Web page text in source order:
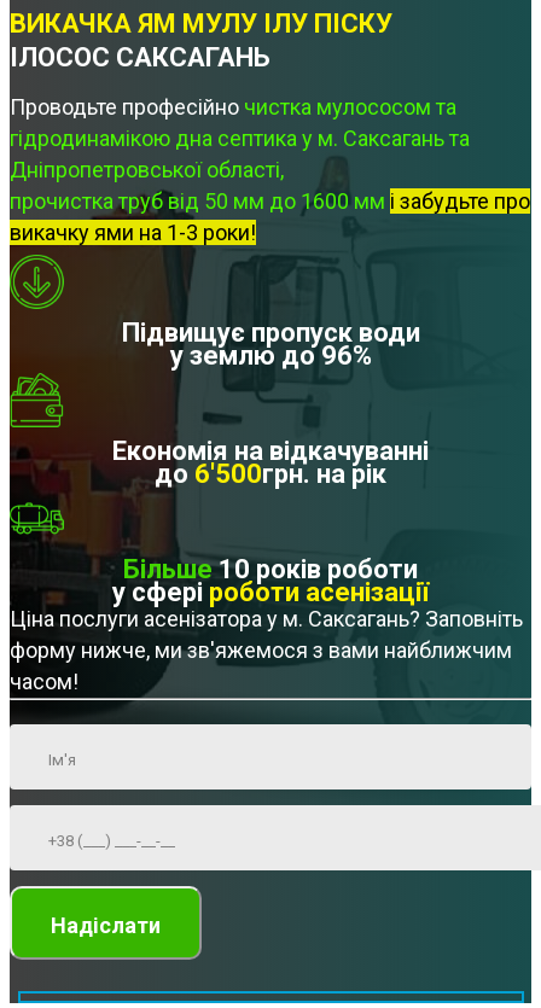
ВИКАЧКА ЯМ МУЛУ ІЛУ ПІСКУ
ІЛОСОС САКСАГАНЬ
Проводьте професійно чистка мулососом та
гідродинамікою дна септика у м. Саксагань та
Дніпропетровської області,
прочистка труб від 50 мм до 1600 мм і забудьте про
викачку ями на 1-3 роки!
Підвищує пропуск води
у землю до 96%
Економія на відкачуванні
до 6'500грн. на рік
Більше10 років роботи
у сфері роботи асенізації
Ціна послуги асенізатора у м. Саксагань? Заповніть
форму нижче, ми зв'яжемося з вами найближчим
часом!